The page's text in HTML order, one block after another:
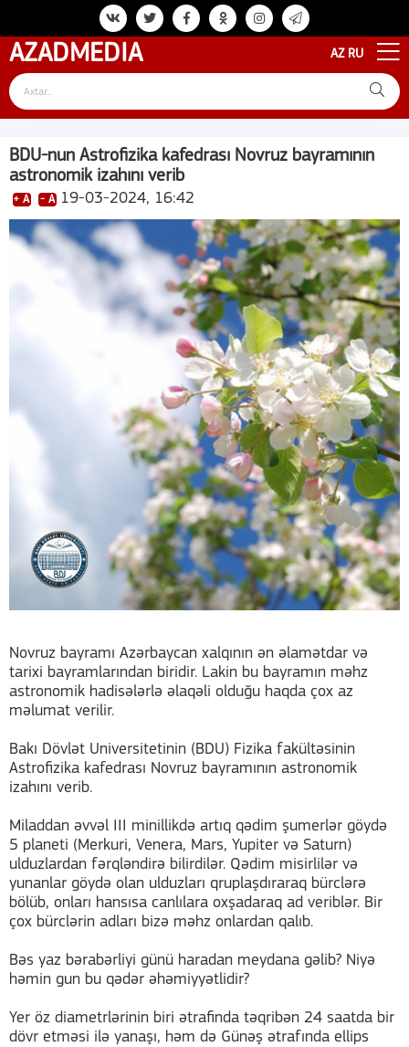
AZADMEDIA AZ RU
BDU-nun Astrofizika kafedrası Novruz bayramının
astronomik izahını verib
+ A - A 19-03-2024, 16:42
Novruz bayramı Azərbaycan xalqının ən əlamətdar və
tarixi bayramlarından biridir. Lakin bu bayramın məhz
astronomik hadisələrlə əlaqəli olduğu haqda çox az
məlumat verilir.
Bakı Dövlət Universitetinin (BDU) Fizika fakültəsinin
Astrofizika kafedrası Novruz bayramının astronomik
izahını verib.
Miladdan əvvəl III minillikdə artıq qədim şumerlər göydə
5 planeti (Merkuri, Venera, Mars, Yupiter və Saturn)
ulduzlardan fərqləndirə bilirdilər. Qədim misirlilər və
yunanlar göydə olan ulduzları qruplaşdıraraq bürclərə
bölüb, onları hansısa canlılara oxşadaraq ad veriblər. Bir
çox bürclərin adları bizə məhz onlardan qalıb.
Bəs yaz bərabərliyi günü haradan meydana gəlib? Niyə
həmin gun bu qədər əhəmiyyətlidir?
Yer öz diametrlərinin biri ətrafinda təqribən 24 saatda bir
dövr etməsi ilə yanaşı, həm də Günəş ətrafında ellips